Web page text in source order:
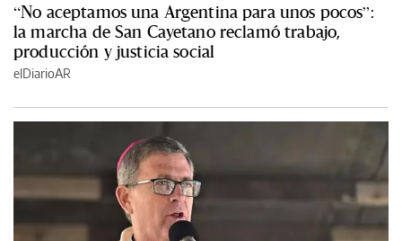
“No aceptamos una Argentina para unos pocos”:
la marcha de San Cayetano reclamó trabajo,
producción y justicia social
elDiarioAR